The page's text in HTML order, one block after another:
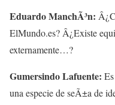
Eduardo ManchÃ³n:
ElMundo.es? Â¿Existe
externamente…?
Gumersindo Lafuente:
una especie de seÃ±a de